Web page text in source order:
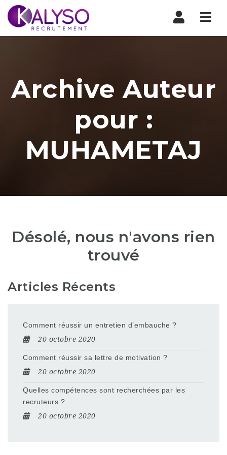
Archive Auteur
pour :
MUHAMETAJ
Désolé, nous n'avons rien
trouvé
Articles Récents
Comment réussir un entretien d’embauche ?
20 octobre 2020
Comment réussir sa lettre de motivation ?
20 octobre 2020
Quelles compétences sont recherchées par les
recruteurs ?
20 octobre 2020